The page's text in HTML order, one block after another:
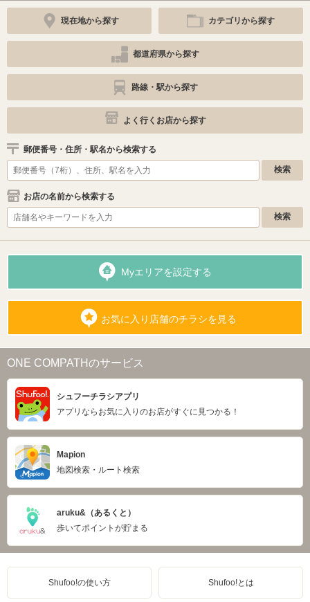
現在地から探す カテゴリから探す
都道府県から探す
路線・駅から探す
よく行くお店から探す
郵便番号・住所・駅名から検索する
お店の名前から検索する
Myエリアを設定する
お気に入り店舗のチラシを見る
ONE COMPATHのサービス
シュフーチラシアプリ
アプリならお気に入りのお店がすぐに見つかる！
Mapion
地図検索・ルート検索
aruku&（あるくと）
歩いてポイントが貯まる
Shufoo!の使い方 Shufoo!とは